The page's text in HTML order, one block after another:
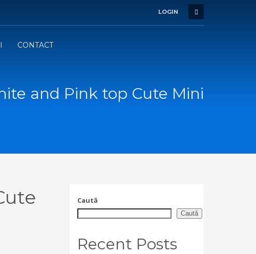
LOGIN
CONTACT
and Pink top Cute Mini
Caută
Caută
Recent Posts